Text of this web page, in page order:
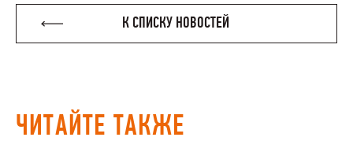
К СПИСКУ НОВОСТЕЙ
ЧИТАЙТЕ ТАКЖЕ